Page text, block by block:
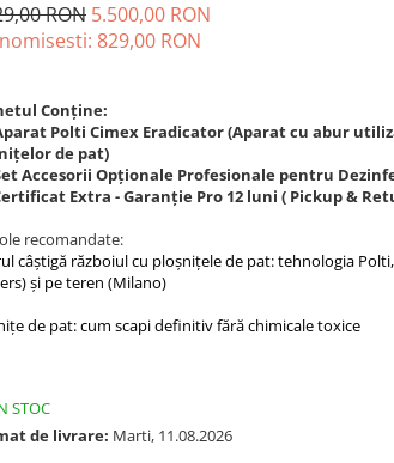
RON 5.500,00 RON
829,00 RON
Conține:
Polti Cimex Eradicator (Aparat cu abur
de pat)
Accesorii Opționale Profesionale pentru
Extra - Garanție Pro 12 luni ( Pickup &
recomandate:
câștigă războiul cu ploșnițele de pat: tehnologia
și pe teren (Milano)
de pat: cum scapi definitiv fără chimicale toxice
STOC
de livrare: Marti, 11.08.2026